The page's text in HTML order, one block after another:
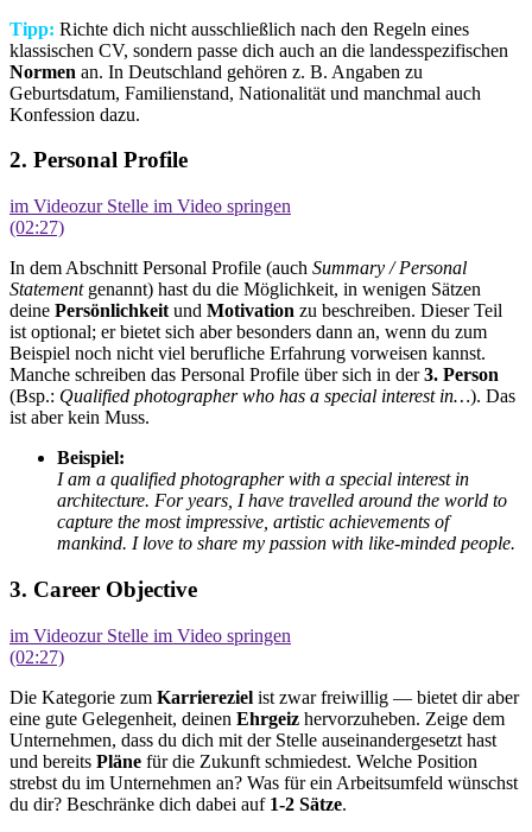
Tipp: Richte dich nicht ausschließlich nach den Regeln eines
klassischen CV, sondern passe dich auch an die landesspezifischen
Normen an. In Deutschland gehören z. B. Angaben zu
Geburtsdatum, Familienstand, Nationalität und manchmal auch
Konfession dazu.
2. Personal Profile
im Videozur Stelle im Video springen
(02:27)
In dem Abschnitt Personal Profile (auch Summary / Personal
Statementgenannt) hast du die Möglichkeit, in wenigen Sätzen
deine Persönlichkeit und Motivation zu beschreiben. Dieser Teil
ist optional; er bietet sich aber besonders dann an, wenn du zum
Beispiel noch nicht viel berufliche Erfahrung vorweisen kannst.
Manche schreiben das Personal Profile über sich in der3. Person
(Bsp.: Qualified photographer who has a special interest in…). Das
ist aber kein Muss.
Beispiel:
I am a qualified photographer with a special interest in
architecture. For years, I have travelled around the world to
capture the most impressive, artistic achievements of
mankind. I love to share my passion with like-minded people.
3. Career Objective
im Videozur Stelle im Video springen
(02:27)
Die Kategorie zum Karriereziel ist zwar freiwillig — bietet dir aber
eine gute Gelegenheit, deinen Ehrgeiz hervorzuheben. Zeige dem
Unternehmen, dass du dich mit der Stelle auseinandergesetzt hast
und bereits Pläne für die Zukunft schmiedest. Welche Position
strebst du im Unternehmen an? Was für ein Arbeitsumfeld wünschst
du dir? Beschränke dich dabei auf 1-2 Sätze.